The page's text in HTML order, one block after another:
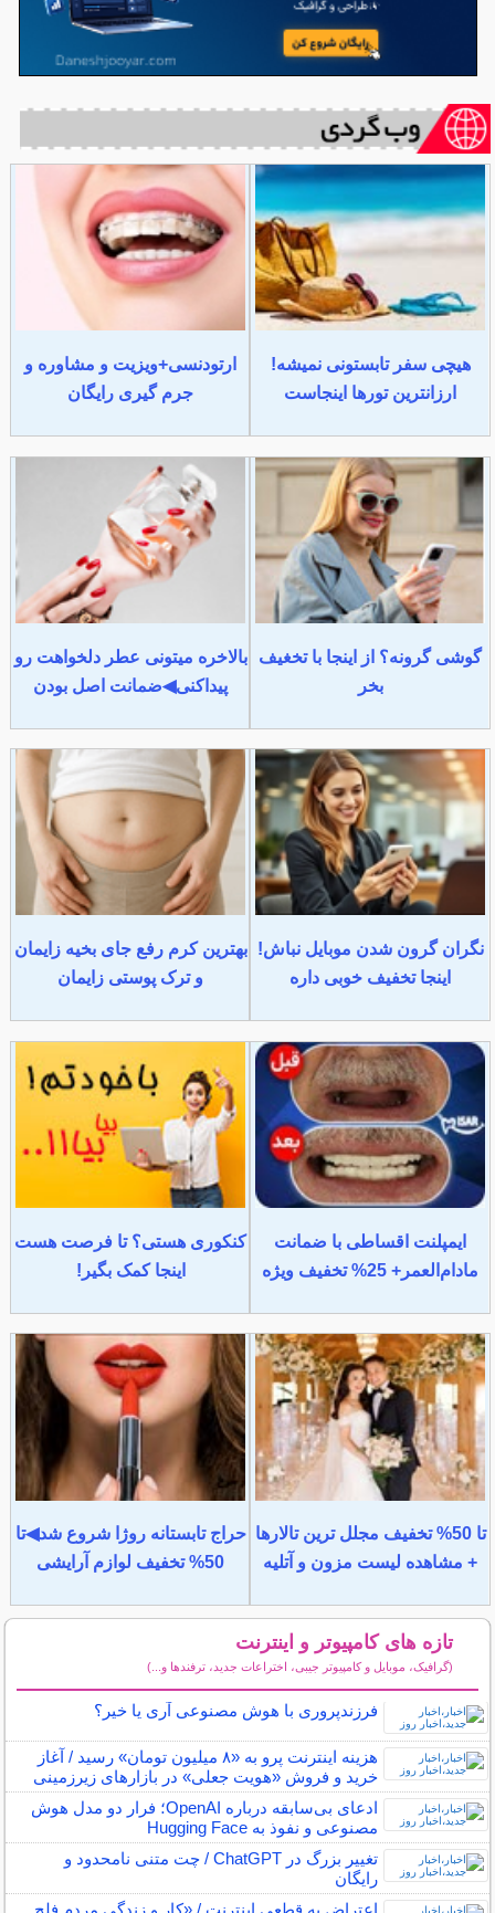
هیچی سفر تابستونی نمیشه!
ارزانترین تورها اینجاست
ارتودنسی+ویزیت و مشاوره و
جرم گیری رایگان
گوشی گرونه؟ از اینجا با تخغیف
بخر
بالاخره میتونی عطر دلخواهت رو
پیداکنی◀ضمانت اصل بودن
نگران گرون شدن موبایل نباش!
اینجا تخفیف خوبی داره
بهترین کرم رفع جای بخیه زایمان
و ترک پوستی زایمان
ایمپلنت اقساطی با ضمانت
مادام‌العمر+ 25% تخفیف ویژه
کنکوری هستی؟ تا فرصت هست
اینجا کمک بگیر!
تا 50% تخفیف مجلل ترین تالارها
+ مشاهده لیست مزون و آتلیه
حراج تابستانه روژا شروع شد◀تا
50% تخفیف لوازم آرایشی
تازه های کامپیوتر و اینترنت
(گرافیک، موبایل و کامپیوتر جیبی، اختراعات جدید، ترفندها و...)
فرزندپروری با هوش مصنوعی آری یا خیر؟
هزینه اینترنت پرو به «۸ میلیون تومان» رسید / آغاز
خرید و فروش «هویت جعلی» در بازارهای زیرزمینی
ادعای بی‌سابقه درباره OpenAI؛ فرار دو مدل هوش
مصنوعی و نفوذ به Hugging Face
تغییر بزرگ در ChatGPT / چت متنی نامحدود و
رایگان